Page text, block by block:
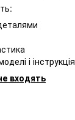
і інструкція
входять